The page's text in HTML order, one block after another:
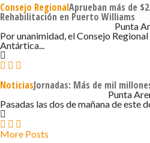
Consejo RegionalAprueban más de
Rehabilitación en Puerto Williams
Punta
Por unanimidad, el Consejo
Antártica...
NoticiasJornadas: Más de mil
5 DE NOVIEMBRE DE 2023 - 2:18
Punta
Pasadas las dos de mañana de este
More Posts